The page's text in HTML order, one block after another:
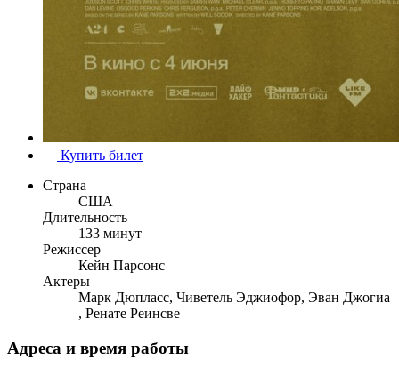
Купить билет
Страна
США
Длительность
133 минут
Режиссер
Кейн Парсонс
Актеры
Марк Дюпласс, Чиветель Эджиофор, Эван Джогиа
, Ренате Реинсве
Адреса и время работы